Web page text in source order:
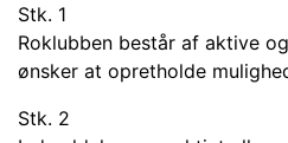
Stk. 1
Roklubben består af aktive
ønsker at opretholde
Stk. 2